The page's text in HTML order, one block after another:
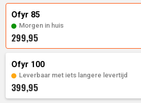
Ofyr 85
299,95
Morgen in huis
Ofyr 100
399,95
Leverbaar met iets langere levertijd